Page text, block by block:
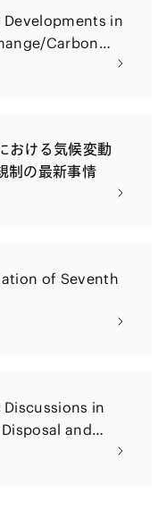
Developments in
Carbon
おける気候変動
制の最新事情
of Seventh
Discussions in
and